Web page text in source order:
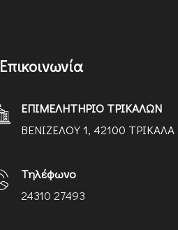
Επικοινωνία
ΕΠΙΜΕΛΗΤΗΡΙΟ ΤΡΙΚΑΛΩΝ
ΒΕΝΙΖΕΛΟΥ 1, 42100 ΤΡΙΚΑΛΑ
Τηλέφωνο
24310 27493